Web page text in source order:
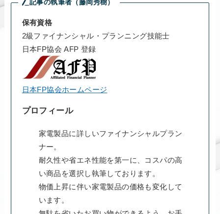
記事の執筆者（藤岡秀樹）
保有資格
2級ファイナンシャル・プランニング技能士
日本FP協会 AFP 登録
日本FP協会ホームページ
プロフィール
家電製品に詳しいファイナンシャルプラン
ナー。
耐久性や省エネ性能を第一に、コスパの高
い商品を選択し執筆しております。
物価上昇に伴い家電製品の価格も変化して
います。